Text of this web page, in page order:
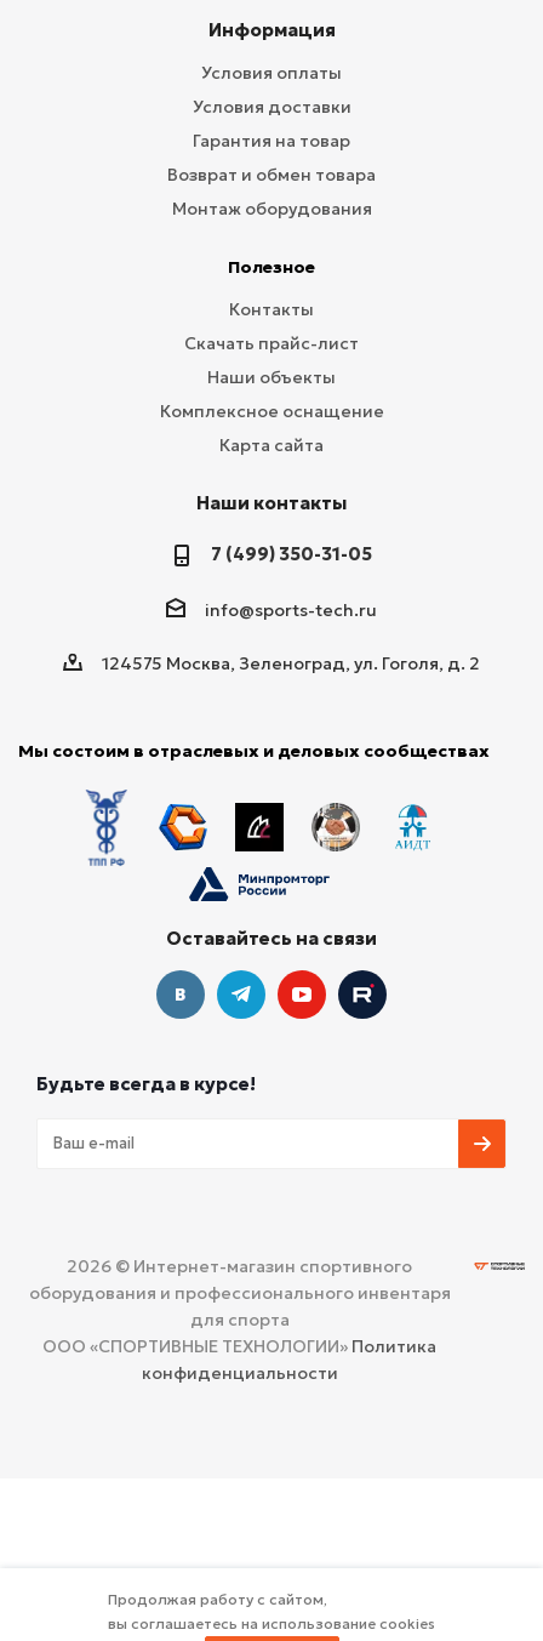
Информация
Условия оплаты
Условия доставки
Гарантия на товар
Возврат и обмен товара
Монтаж оборудования
Полезное
Контакты
Скачать прайс-лист
Наши объекты
Комплексное оснащение
Карта сайта
Наши контакты
7 (499) 350-31-05
info@sports-tech.ru
124575 Москва, Зеленоград, ул. Гоголя, д. 2
Мы состоим в отраслевых и деловых сообществах
Оставайтесь на связи
Будьте всегда в курсе!
2026 © Интернет-магазин спортивного
оборудования и профессионального инвентаря
для спорта
ООО «СПОРТИВНЫЕ ТЕХНОЛОГИИ» Политика
конфиденциальности
Продолжая работу с сайтом,
вы соглашаетесь на использование cookies